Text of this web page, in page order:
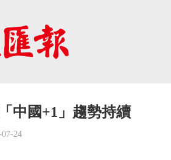
中國+1」趨勢持續
07-24